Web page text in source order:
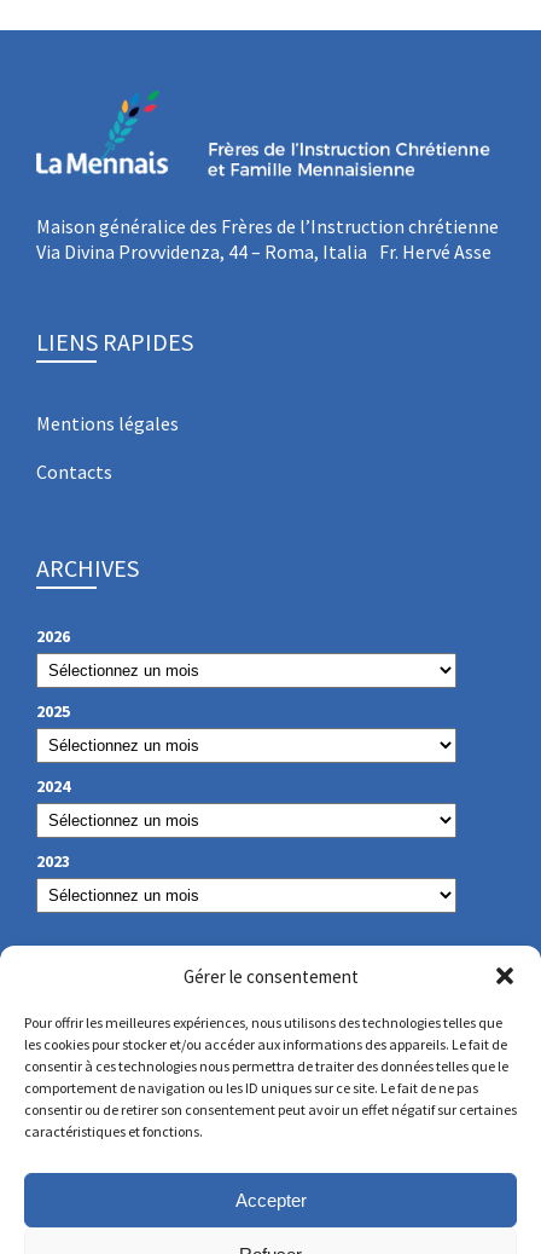
Gérer le consentement
Pour offrir les meilleures expériences, nous utilisons des technologies telles que
les cookies pour stocker et/ou accéder aux informations des appareils. Le fait de
consentir à ces technologies nous permettra de traiter des données telles que le
comportement de navigation ou les ID uniques sur ce site. Le fait de ne pas
consentir ou de retirer son consentement peut avoir un effet négatif sur certaines
caractéristiques et fonctions.
Accepter
Maison généralice des Frères de l’Instruction chrétienne
Via Divina Provvidenza, 44 – Roma, Italia Fr. Hervé Asse
LIENS RAPIDES
Mentions légales
Contacts
ARCHIVES
2026
2025
2024
2023
NOS COORDONNÉES
secretariat@lamennais.org
protectionenfance@lamennais.org